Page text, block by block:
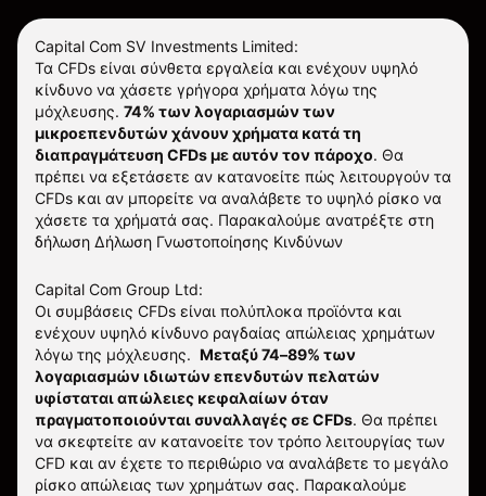
Capital Com SV Investments Limited:
Τα CFDs είναι σύνθετα εργαλεία και ενέχουν υψηλό
κίνδυνο να χάσετε γρήγορα χρήματα λόγω της
μόχλευσης. 74% των λογαριασμών των
μικροεπενδυτών χάνουν χρήματα κατά τη
διαπραγμάτευση CFDs με αυτόν τον πάροχο. Θα
πρέπει να εξετάσετε αν κατανοείτε πώς λειτουργούν τα
CFDs και αν μπορείτε να αναλάβετε το υψηλό ρίσκο να
χάσετε τα χρήματά σας. Παρακαλούμε ανατρέξτε στη
δήλωση Δήλωση Γνωστοποίησης Κινδύνων
Capital Com Group Ltd:
Οι συμβάσεις CFDs είναι πολύπλοκα προϊόντα και
ενέχουν υψηλό κίνδυνο ραγδαίας απώλειας χρημάτων
λόγω της μόχλευσης. Μεταξύ 74–89% των
λογαριασμών ιδιωτών επενδυτών πελατών
υφίσταται απώλειες κεφαλαίων όταν
πραγματοποιούνται συναλλαγές σε CFDs. Θα πρέπει
να σκεφτείτε αν κατανοείτε τον τρόπο λειτουργίας των
CFD και αν έχετε το περιθώριο να αναλάβετε το μεγάλο
ρίσκο απώλειας των χρημάτων σας. Παρακαλούμε